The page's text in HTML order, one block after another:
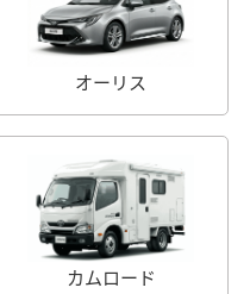
オーリス
カムロード